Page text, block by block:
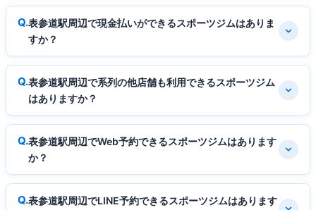
表参道駅周辺で現金払いができるスポーツジムはありま
すか？
表参道駅周辺で系列の他店舗も利用できるスポーツジム
はありますか？
表参道駅周辺でWeb予約できるスポーツジムはあります
か？
表参道駅周辺でLINE予約できるスポーツジムはあります